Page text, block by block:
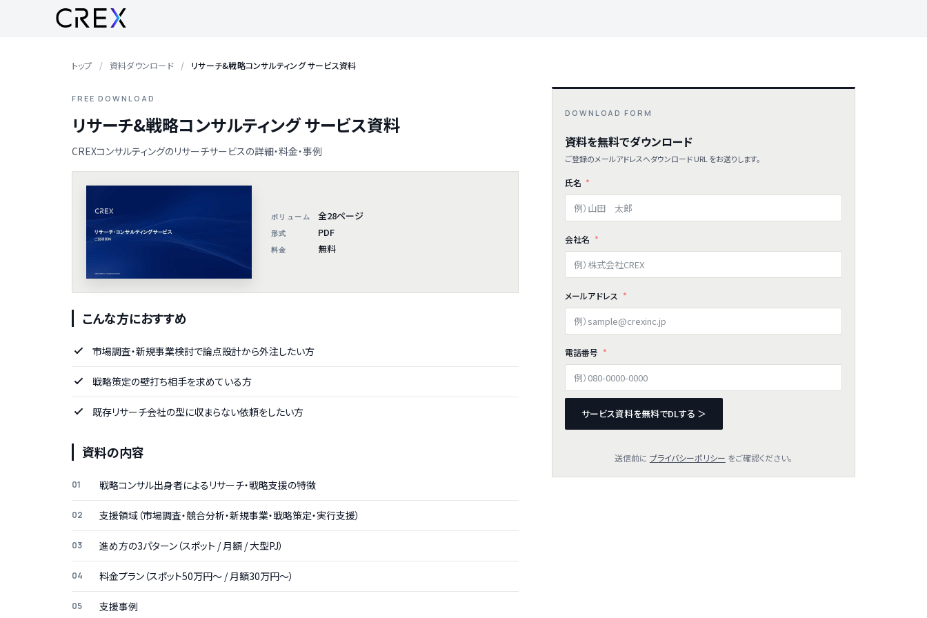
トップ 資料ダウンロード リサーチ&戦略コンサルティング サービス資料
FREE DOWNLOAD
リサーチ&戦略コンサルティング サービス資料
CREXコンサルティングのリサーチサービスの詳細・料金・事例
ボリューム 全28ページ
形式 PDF
料金 無料
DOWNLOAD FORM
資料を無料でダウンロード
ご登録のメールアドレスへダウンロード URL をお送りします。
氏名
会社名
メールアドレス
電話番号
サービス資料を無料でDLする ＞
送信前に プライバシーポリシー をご確認ください。
こんな方におすすめ
市場調査・新規事業検討で論点設計から外注したい方
戦略策定の壁打ち相手を求めている方
既存リサーチ会社の型に収まらない依頼をしたい方
資料の内容
戦略コンサル出身者によるリサーチ・戦略支援の特徴
支援領域（市場調査・競合分析・新規事業・戦略策定・実行支援）
進め方の3パターン（スポット / 月額 / 大型PJ）
料金プラン（スポット50万円〜 / 月額30万円〜）
支援事例